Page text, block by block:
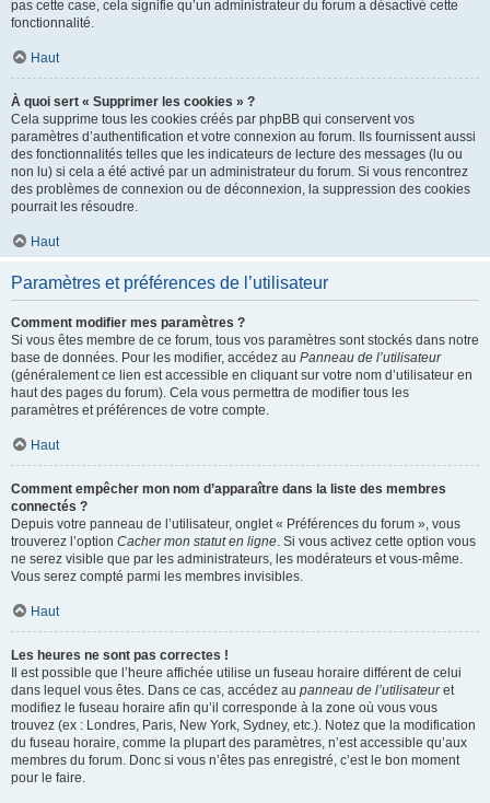
pas cette case, cela signifie qu’un administrateur du forum a désactivé cette
fonctionnalité.
Haut
À quoi sert « Supprimer les cookies » ?
Cela supprime tous les cookies créés par phpBB qui conservent vos
paramètres d’authentification et votre connexion au forum. Ils fournissent aussi
des fonctionnalités telles que les indicateurs de lecture des messages (lu ou
non lu) si cela a été activé par un administrateur du forum. Si vous rencontrez
des problèmes de connexion ou de déconnexion, la suppression des cookies
pourrait les résoudre.
Haut
Paramètres et préférences de l’utilisateur
Comment modifier mes paramètres ?
Si vous êtes membre de ce forum, tous vos paramètres sont stockés dans notre
base de données. Pour les modifier, accédez au Panneau de l’utilisateur
(généralement ce lien est accessible en cliquant sur votre nom d’utilisateur en
haut des pages du forum). Cela vous permettra de modifier tous les
paramètres et préférences de votre compte.
Haut
Comment empêcher mon nom d’apparaître dans la liste des membres
connectés ?
Depuis votre panneau de l’utilisateur, onglet « Préférences du forum », vous
trouverez l’option Cacher mon statut en ligne . Si vous activez cette option vous
ne serez visible que par les administrateurs, les modérateurs et vous-même.
Vous serez compté parmi les membres invisibles.
Haut
Les heures ne sont pas correctes !
Il est possible que l’heure affichée utilise un fuseau horaire différent de celui
dans lequel vous êtes. Dans ce cas, accédez au panneau de l’utilisateuret
modifiez le fuseau horaire afin qu’il corresponde à la zone où vous vous
trouvez (ex : Londres, Paris, New York, Sydney, etc.). Notez que la modification
du fuseau horaire, comme la plupart des paramètres, n’est accessible qu’aux
membres du forum. Donc si vous n’êtes pas enregistré, c’est le bon moment
pour le faire.